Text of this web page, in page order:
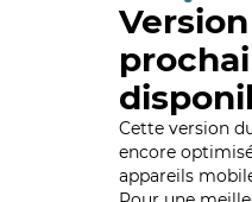
Cette version
encore
appareils